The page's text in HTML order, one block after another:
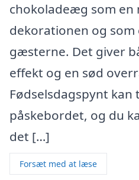
chokoladeæg som en
dekorationen og
gæsterne. Det giver
effekt og en sød
Fødselsdagspynt
påskebordet, og du
det […]
Forsæt med at læse